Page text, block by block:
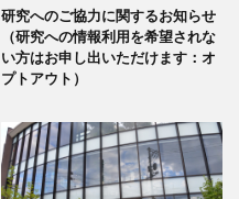
研究へのご協力に関するお知らせ
（研究への情報利用を希望されな
い方はお申し出いただけます：オ
プトアウト）